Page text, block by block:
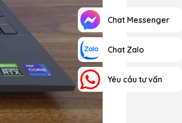
Chat Messenger
Chat Zalo
Yêu cầu tư vấn